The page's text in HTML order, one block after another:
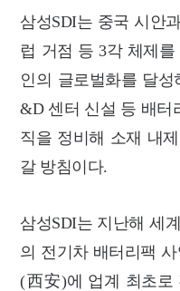
삼성SDI는 중국 시안
럽 거점 등 3각 체제
인의 글로벌화를 달
&D 센터 신설 등 배터
직을 정비해 소재 내
갈 방침이다.
삼성SDI는 지난해 세
의 전기차 배터리팩
(西安)에 업계 최초로